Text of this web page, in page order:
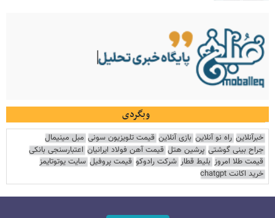
وبگردی
خبرآنلاین راه نو آنلاین بازی آنلاین قیمت تلویزیون سونی مبل مینیمال
جراح بینی گوشتی پرشین هتل قیمت آهن فولاد ایرانیان اعتبارسنجی بانکی
قیمت طلا امروز بلیط قطار شرکت رادوکو قیمت پروفیل سایت یوتوتایمز
خرید اکانت chatgpt